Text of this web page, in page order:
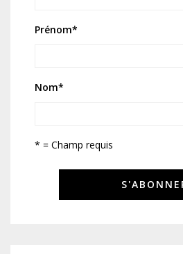
Prénom*
Nom*
* = Champ requis